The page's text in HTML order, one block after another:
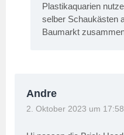
Plastikaquarien
selber Schaukästen
Baumarkt
Andre
2. Oktober 2023 um 17:58